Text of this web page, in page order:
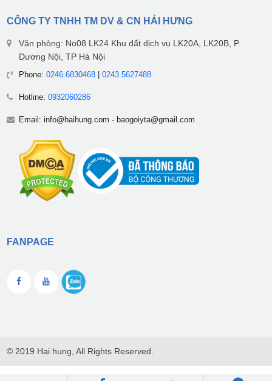
CÔNG TY TNHH TM DV & CN HẢI HƯNG
Văn phòng: No08 LK24 Khu đất dịch vụ LK20A, LK20B, P.
Dương Nội, TP Hà Nội
Phone: 0246.6830468| 0243.5627488
Hotline: 0932060286
Email: info@haihung.com - baogoiyta@gmail.com
FANPAGE
© 2019 Hai hung, All Rights Reserved.